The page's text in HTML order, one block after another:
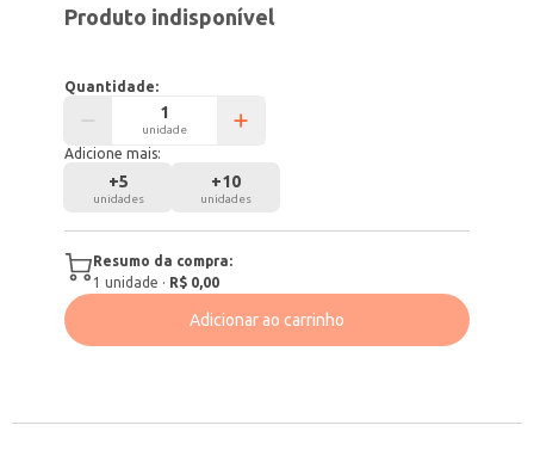
Produto indisponível
Quantidade:
unidade
Adicione mais:
+5
unidades
+10
unidades
Resumo da compra:
1 unidade · R$ 0,00
Adicionar ao carrinho